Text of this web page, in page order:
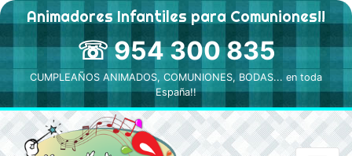
Animadores Infantiles para Comuniones!!
☏ 954 300 835
CUMPLEAÑOS ANIMADOS, COMUNIONES, BODAS... en toda
España!!